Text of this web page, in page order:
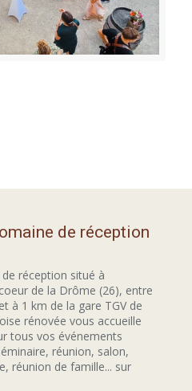
de réception
réception situé à
de la Drôme (26), entre
à 1 km de la gare TGV de
rénovée vous accueille
tous vos événements
réunion, salon,
réunion de famille... sur